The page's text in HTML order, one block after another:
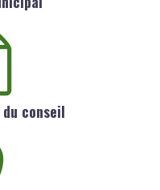
conseil